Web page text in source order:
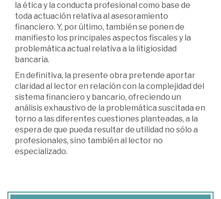
la ética y la conducta profesional como base de
toda actuación relativa al asesoramiento
financiero. Y, por último, también se ponen de
manifiesto los principales aspectos fiscales y la
problemática actual relativa a la litigiosidad
bancaria.
En definitiva, la presente obra pretende aportar
claridad al lector en relación con la complejidad del
sistema financiero y bancario, ofreciendo un
análisis exhaustivo de la problemática suscitada en
torno a las diferentes cuestiones planteadas, a la
espera de que pueda resultar de utilidad no sólo a
profesionales, sino también al lector no
especializado.